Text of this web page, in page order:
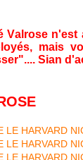
Valrose
mais
Sian